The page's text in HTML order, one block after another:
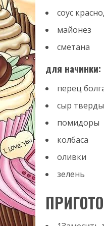
соус
майонез
сметана
для начинки:
перец
сыр
помидоры
колбаса
оливки
зелень